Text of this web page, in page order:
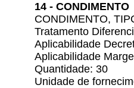
14 - CONDIMENTO
CONDIMENTO,
Tratamento
Aplicabilidade
Aplicabilidade
Quantidade: 30
Unidade de